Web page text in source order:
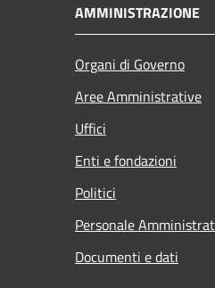
AMMINISTRAZIONE
Organi di Governo
Aree Amministrative
Uffici
Enti e fondazioni
Politici
Personale
Documenti e dati